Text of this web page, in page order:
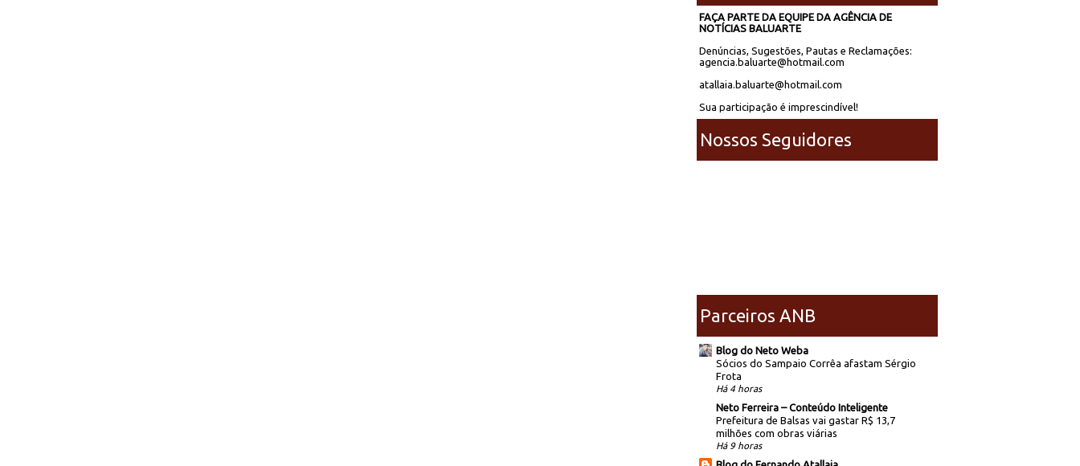
FAÇA PARTE DA EQUIPE DA AGÊNCIA DE
NOTÍCIAS BALUARTE
Denúncias, Sugestões, Pautas e Reclamações:
agencia.baluarte@hotmail.com
atallaia.baluarte@hotmail.com
Sua participação é imprescindível!
Nossos Seguidores
Parceiros ANB
Blog do Neto Weba
Sócios do Sampaio Corrêa afastam Sérgio
Frota
Há 4 horas
Neto Ferreira – Conteúdo Inteligente
Prefeitura de Balsas vai gastar R$ 13,7
milhões com obras viárias
Há 9 horas